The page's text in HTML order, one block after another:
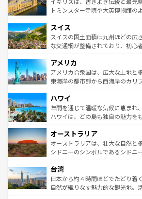
らに、パリ以外の地域にも魅力が
れる地方に足を運ぶとそれぞれで
きるだろう。 なお、新着のフ
を参照してほしい。
してライン川沿いのワイン畑とい
は、お酒好きな人にはぜひ体験してほしい。
ドイツ情報はコンテンツ一覧を参
トミンスター寺院や大英博物館の
リアごとに異なる魅力がある。ま
ティー、ビール好きにはたまらな
戦など、本場だからこそできる体
ンツ一覧を参照してほしい。
スイス
スイスの国土面積は九州ほどの広
な交通網が整備されており、初心
の建物がそのまま残る町や、スイ
博物館もあり、アルプス観光だけ
ことができる。国民の所得が高い
ば市内交通費無料で観光を楽しむことも
着のスイス情報はコンテンツ一覧
アメリカ
アメリカ合衆国は、広大な土地と
東海岸の都市部から西海岸のカリ
のような巨大都市は、観光、ショ
ンメントが詰まった刺激的なスポ
西部には大自然が広がり、グラン
部のニューオーリンズでは、音楽
文化が魅力。旅行者はアメリカの
しみながら、その多様性と豊かな
ならではの贅沢な旅のスタイルだ。 なお、新着のアメリカ
情報はコンテンツ一覧を参照して
ハワイ
年間を通じて温暖な気候に恵まれ
ハワイは、どの島も独自の魅力を
ワイ島は見逃せない。また、定番
島だが、静かな自然を求めるなら
おすすめ。エメラルドグリーンに
れるおもてなしの心で訪れる人々
人々、おいしいローカルフードや
ク、伝統的なフラダンスなど、す
オーストラリア
オーストラリアは、壮大な自然と
シドニーのシンボルであるシドニ
リアリーフや大陸中央部にそびえ
ク）、タスマニアの美しい原生林
ど、見どころがたくさん。また、
台湾
日本から約４時間ほどでたどり着
自然が織りなす魅力的な観光地。